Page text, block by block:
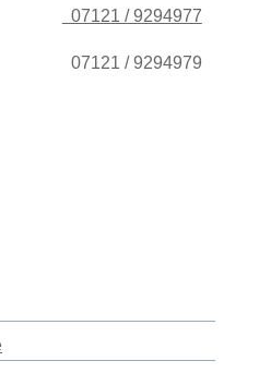
07121 / 9294977
07121 / 9294979